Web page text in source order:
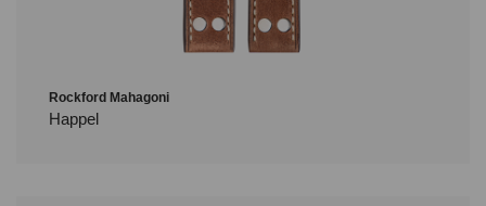
Rockford Mahagoni
Happel